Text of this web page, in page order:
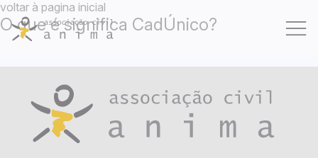
Atividades
voltar à pagina inicial
O que é significa CadÚnico?